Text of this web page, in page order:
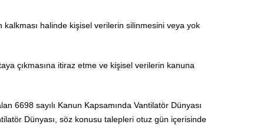
halinde kişisel verilerin silinmesini veya yok
çıkmasına itiraz etme ve kişisel verilerin kanuna
6698 sayılı Kanun Kapsamında Vantilatör Dünyası
Dünyası, söz konusu talepleri otuz gün içerisinde